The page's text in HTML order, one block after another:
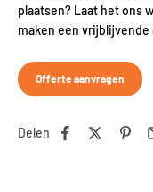
plaatsen? Laat het ons
maken een
Offerte aanvragen
Delen